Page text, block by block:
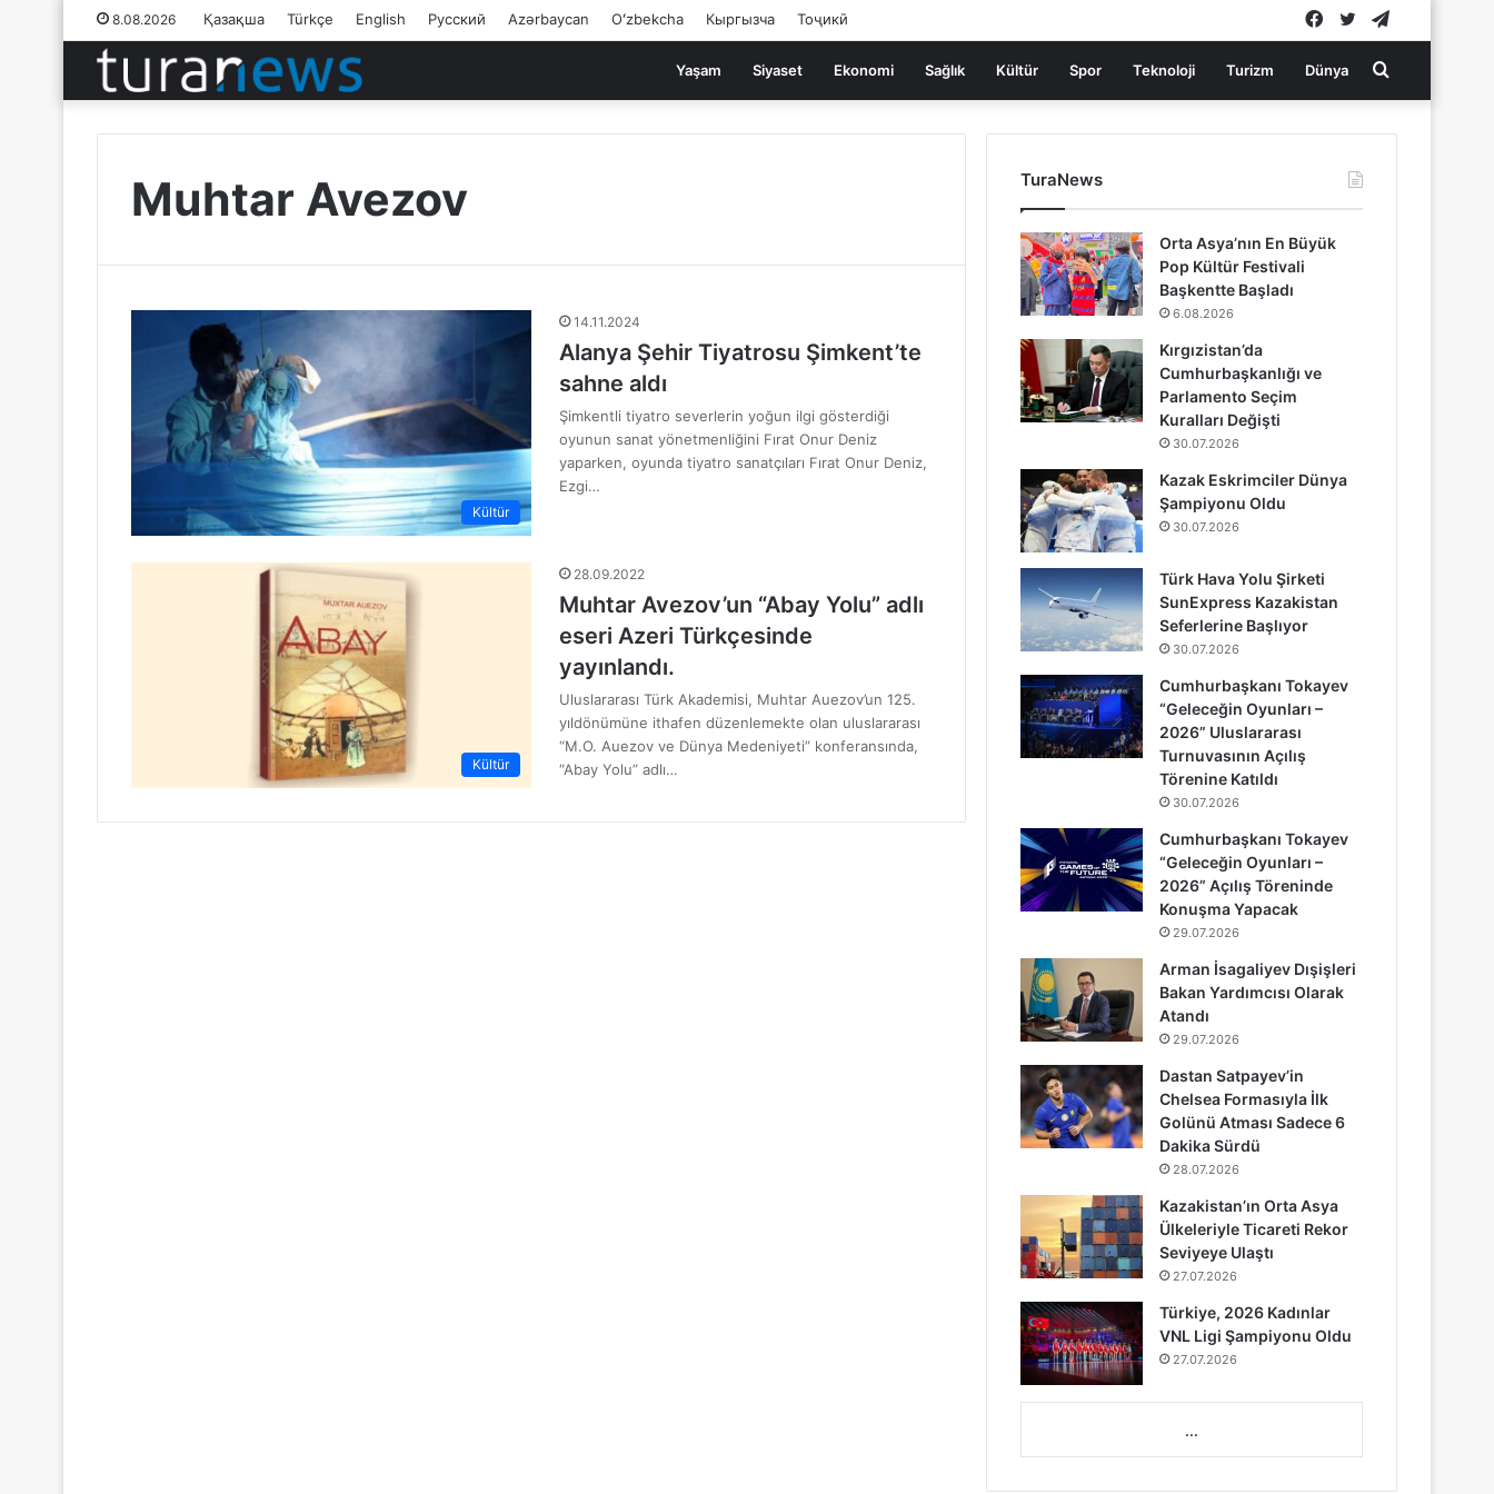
8.08.2026 Қазақша Türkçe English Русский Azərbaycan Oʻzbekcha Кыргызча Тоҷикӣ Twitter
Facebook
Yaşam Siyaset Ekonomi Sağlık Kültür Spor Teknoloji Turizm Dünya Arama
yap
Muhtar Avezov
Kültür
14.11.2024
Alanya Şehir Tiyatrosu Şimkent’te
sahne aldı
Şimkentli tiyatro severlerin yoğun ilgi gösterdiği
oyunun sanat yönetmenliğini Fırat Onur Deniz
yaparken, oyunda tiyatro sanatçıları Fırat Onur Deniz,
Ezgi…
Kültür
28.09.2022
Muhtar Avezov’un “Abay Yolu” adlı
eseri Azeri Türkçesinde
yayınlandı.
Uluslararası Türk Akademisi, Muhtar Auezov’un 125.
yıldönümüne ithafen düzenlemekte olan uluslararası
“M.O. Auezov ve Dünya Medeniyeti” konferansında,
“Abay Yolu” adlı…
TuraNews
Orta Asya’nın En Büyük
Pop Kültür Festivali
Başkentte Başladı
6.08.2026
Kırgızistan’da
Cumhurbaşkanlığı ve
Parlamento Seçim
Kuralları Değişti
30.07.2026
Kazak Eskrimciler Dünya
Şampiyonu Oldu
30.07.2026
Türk Hava Yolu Şirketi
SunExpress Kazakistan
Seferlerine Başlıyor
30.07.2026
Cumhurbaşkanı Tokayev
“Geleceğin Oyunları –
2026” Uluslararası
Turnuvasının Açılış
Törenine Katıldı
30.07.2026
Cumhurbaşkanı Tokayev
“Geleceğin Oyunları –
2026” Açılış Töreninde
Konuşma Yapacak
29.07.2026
Arman İsagaliyev Dışişleri
Bakan Yardımcısı Olarak
Atandı
29.07.2026
Dastan Satpayev’in
Chelsea Formasıyla İlk
Golünü Atması Sadece 6
Dakika Sürdü
28.07.2026
Kazakistan’ın Orta Asya
Ülkeleriyle Ticareti Rekor
Seviyeye Ulaştı
27.07.2026
Türkiye, 2026 Kadınlar
VNL Ligi Şampiyonu Oldu
27.07.2026
...